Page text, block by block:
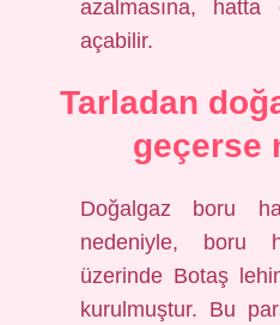
azalmasına,
açabilir.
Tarladan
geçerse
Doğalgaz boru
nedeniyle, boru
üzerinde Botaş
kurulmuştur. Bu